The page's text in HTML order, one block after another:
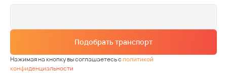
Подобрать транспорт
Нажимая на кнопку вы соглашаетесь сполитикой
конфиденциальности